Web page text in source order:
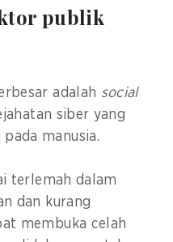
publik
adalah social
siber yang
manusia.
terlemah dalam
dan kurang
membuka celah